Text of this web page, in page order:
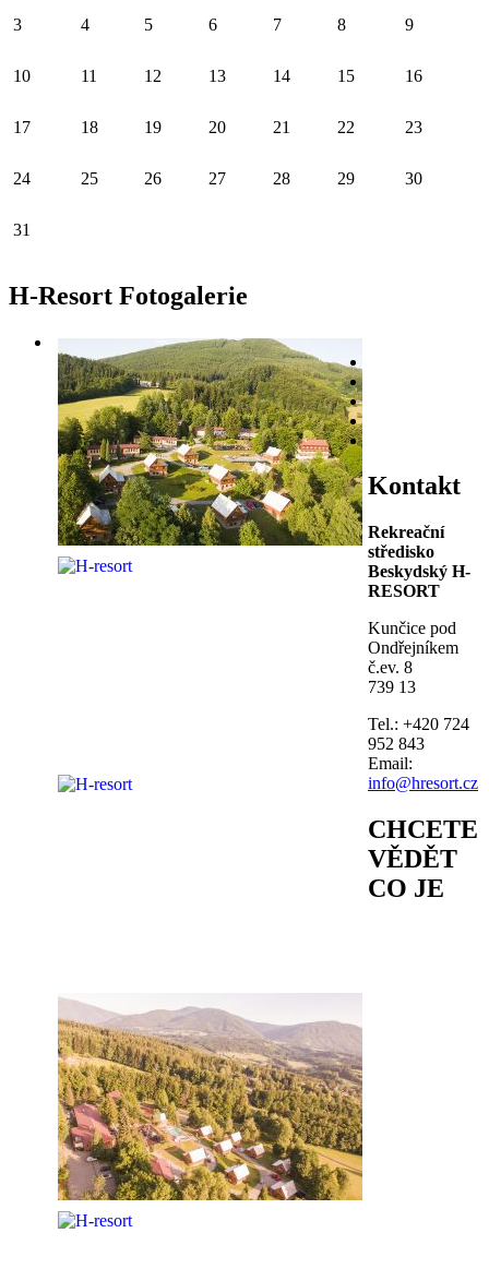
3 4 5 6 7 8 9
10 11 12 13 14 15 16
17 18 19 20 21 22 23
24 25 26 27 28 29 30
31
H-Resort Fotogalerie
Kontakt
Rekreační
středisko
Beskydský H-
RESORT
Kunčice pod
Ondřejníkem
č.ev. 8
739 13
Tel.: +420 724
952 843
Email:
info@hresort.cz
CHCETE
VĚDĚT
CO JE